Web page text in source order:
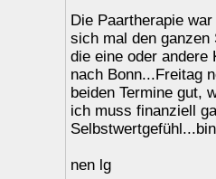
Die Paartherapie
sich mal den ganzen
die eine oder andere
nach Bonn...Freitag
beiden Termine gut,
ich muss finanziell
nen lg